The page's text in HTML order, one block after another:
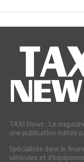
TAXI News : Le
une publication éditée
Spécialisée dans le
véhicules et